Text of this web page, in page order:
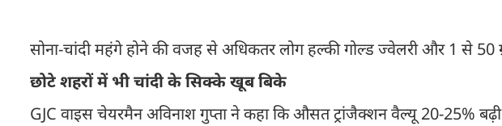
सोना-चांदी महंगे होने की वजह से अधिकतर लोग हल्की गोल्ड ज्वेलरी और 1 से
छोटे शहरों में भी चांदी के सिक्के खूब बिके
GJC वाइस चेयरमैन अविनाश गुप्ता ने कहा कि औसत ट्रांजैक्शन वैल्यू 20-25%